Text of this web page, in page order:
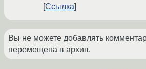
Ссылка
Вы не можете добавлять
перемещена в архив.